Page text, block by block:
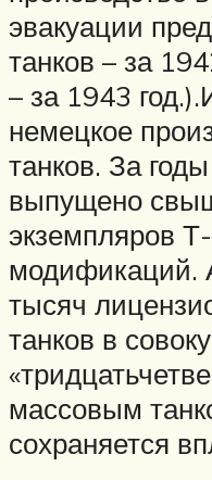
эвакуации
танков – за
– за 1943
немецкое
танков. За
выпущено
экземпляров
модификаций.
тысяч
танков в
массовым
сохраняется